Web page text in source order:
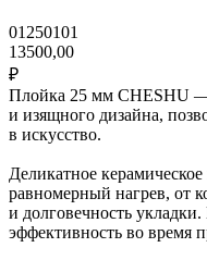
01250101
13500,00
₽
Плойка 25 мм CHESHU —
и изящного дизайна,
в искусство.
Деликатное
равномерный нагрев, от
и долговечность
эффективность во время